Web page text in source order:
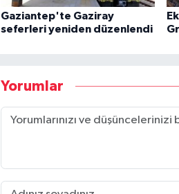
Gaziantep'te Gaziray
seferleri yeniden düzenlendi
Yorumlar